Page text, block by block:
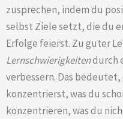
zusprechen, indem du
selbst Ziele setzt, die du
Erfolge feierst. Zu guter
Lernschwierigkeitendurch
verbessern. Das
konzentrierst, was du
konzentrieren, was du